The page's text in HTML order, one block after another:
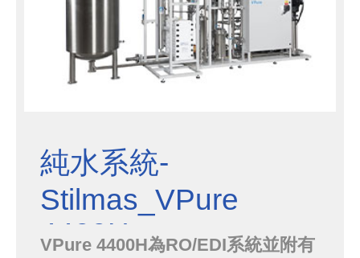
純水系統-
Stilmas_VPure
4400H_
VPure 4400H為RO/EDI系統並附有